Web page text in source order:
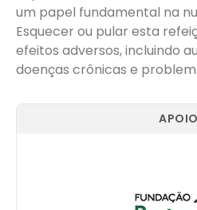
um papel fundamental na
Esquecer ou pular esta
efeitos adversos, incluindo
doenças crônicas e
APOIO